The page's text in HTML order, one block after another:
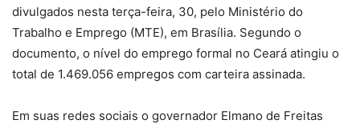
divulgados nesta terça-feira, 30, pelo Ministério do
Trabalho e Emprego (MTE), em Brasília. Segundo o
documento, o nível do emprego formal no Ceará atingiu o
total de 1.469.056 empregos com carteira assinada.
Em suas redes sociais o governador Elmano de Freitas